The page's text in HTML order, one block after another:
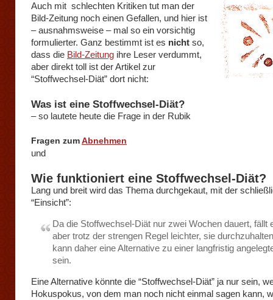
Auch mit schlechten Kritiken tut man der
Bild-Zeitung noch einen Gefallen, und hier ist
– ausnahmsweise – mal so ein vorsichtig
formulierter. Ganz bestimmt ist es nicht so,
dass die Bild-Zeitung ihre Leser verdummt,
aber direkt toll ist der Artikel zur
“Stoffwechsel-Diät” dort nicht:
Was ist eine Stoffwechsel-Diät?
– so lautete heute die Frage in der Rubik
Fragen zum Abnehmen
und
Wie funktioniert eine Stoffwechsel-Diät?
Lang und breit wird das Thema durchgekaut, mit der
“Einsicht”:
Da die Stoffwechsel-Diät nur zwei Wochen dauert, fällt
aber trotz der strengen Regel leichter, sie
kann daher eine Alternative zu einer langfristig
sein.
Eine Alternative könnte die “Stoffwechsel-Diät” ja nur sein,
Hokuspokus, von dem man noch nicht einmal sagen kann,